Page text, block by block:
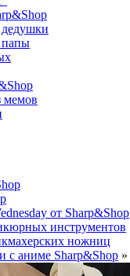
папы
мемов
от Sharp&Shop
инструментов
ножниц
с аниме Sharp&Shop »